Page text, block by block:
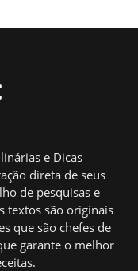
e Dicas
direta de seus
de pesquisas e
textos são originais
que são chefes de
garante o melhor